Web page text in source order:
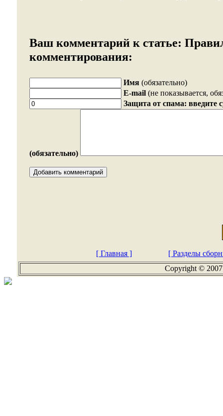
Ваш комментарий к статье:
комментирования:
Имя (обязательно)
E-mail (не показывается,
Защита от спама: введите
(обязательно)
[ Главная ]
[ Разделы
Copyright ©